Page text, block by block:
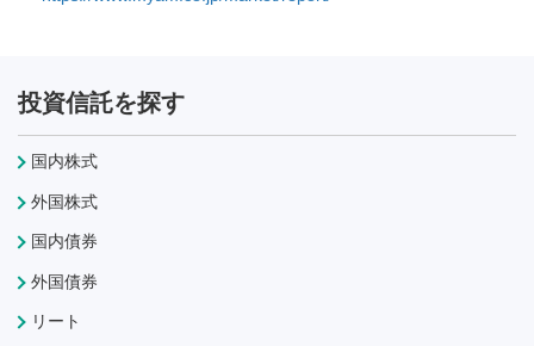
投資信託を探す
国内株式
外国株式
国内債券
外国債券
リート